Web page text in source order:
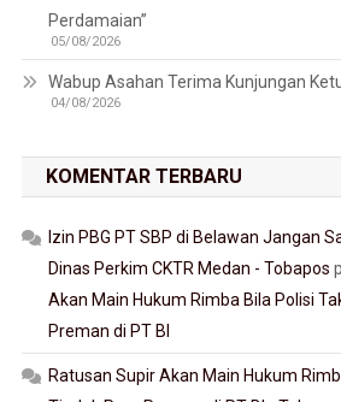
Perdamaian”
05/08/2026
Wabup Asahan Terima Kunjungan
04/08/2026
KOMENTAR TERBARU
Izin PBG PT SBP di Belawan Jangan
Dinas Perkim CKTR Medan - Tobapos
Akan Main Hukum Rimba Bila Polisi
Preman di PT BI
Ratusan Supir Akan Main Hukum